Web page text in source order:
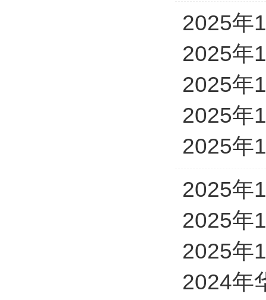
2025年
2025年
2025年
2025年
2025年
2025年
2025年
2025年
2024年